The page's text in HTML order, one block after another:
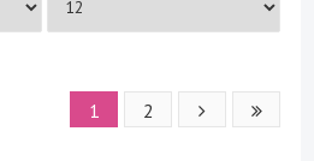
1 2